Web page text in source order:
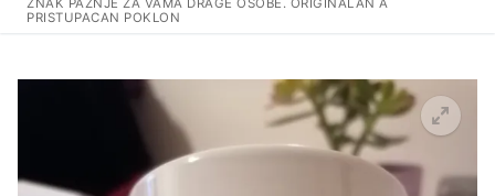
ZNAK PAŽNJE ZA VAMA DRAGE OSOBE. ORIGINALAN A
PRISTUPACAN POKLON